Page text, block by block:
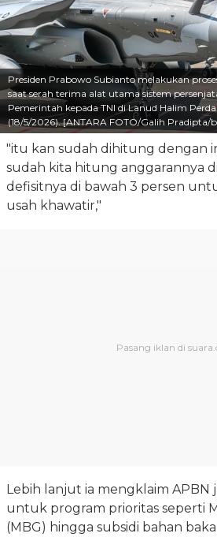
Presiden Prabowo Subianto melakukan
saat serah terima alat utama sistem
Pemerintah kepada TNI di Lanud Halim
(18/5/2026). [ANTARA FOTO/Galih Pradipta/
"itu kan sudah dihitung dengan
sudah kita hitung anggarannya
defisitnya di bawah 3 persen
usah khawatir,"
Lebih lanjut ia mengklaim APBN
untuk program prioritas seperti
(MBG) hingga subsidi bahan